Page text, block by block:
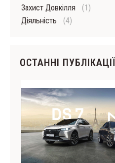
Захист Довкілля
(1)
Діяльність
(4)
ОСТАННІ ПУБЛІКАЦІЇ